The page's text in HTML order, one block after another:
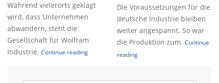
Während vielerorts geklagt
wird, dass Unternehmen
abwandern, steht die
Gesellschaft für Wolfram
Industrie. Continue reading
Die Voraussetzungen für die
deutsche Industrie bleiben
weiter angespannt. So war
die Produktion zum. Continue
reading